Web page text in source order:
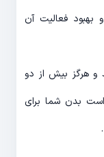
بهبود فعالیت آن
و هرگز بیش از دو
بدن شما برای